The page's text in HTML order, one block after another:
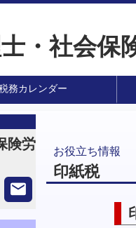
・社会保
務カレンダー
お役立ち情報
印紙税
険労